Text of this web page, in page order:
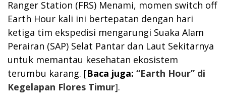
Ranger Station (FRS) Menami, momen switch off
Earth Hour kali ini bertepatan dengan hari
ketiga tim ekspedisi mengarungi Suaka Alam
Perairan (SAP) Selat Pantar dan Laut Sekitarnya
untuk memantau kesehatan ekosistem
terumbu karang. [Baca juga: “Earth Hour” di
Kegelapan Flores Timur].